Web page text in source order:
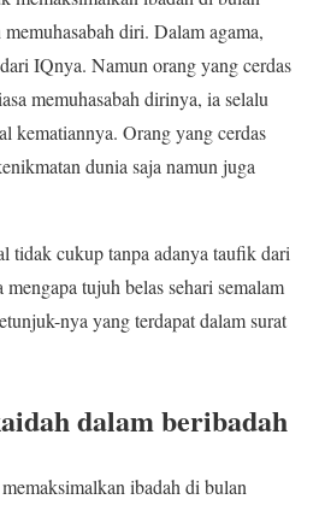
diri. Dalam agama,
IQnya. Namun orang yang cerdas
memuhasabah dirinya, ia selalu
kematiannya. Orang yang cerdas
dunia saja namun juga
tidak cukup tanpa adanya taufik dari
mengapa tujuh belas sehari semalam
nya yang terdapat dalam surat
dalam beribadah
ibadah di bulan